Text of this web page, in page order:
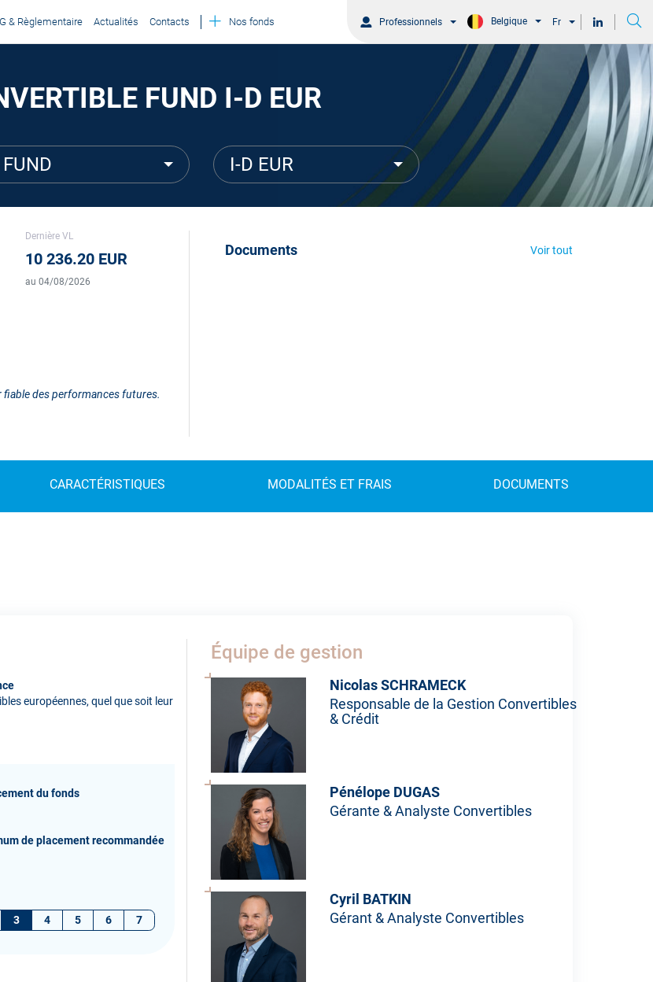
Professionnels Belgique Fr
& Règlementaire Actualités Contacts Nos fonds
FUND I-D EUR
I-D EUR
Dernière VL
10 236.20 EUR
au 04/08/2026
des performances futures.
Documents Voir tout
CARACTÉRISTIQUES MODALITÉS ET FRAIS DOCUMENTS
européennes, quel que soit leur
du fonds
de placement recommandée
3 4 5 6 7
Équipe de gestion
Nicolas SCHRAMECK
Responsable de la Gestion Convertibles
& Crédit
Pénélope DUGAS
Gérante & Analyste Convertibles
Cyril BATKIN
Gérant & Analyste Convertibles